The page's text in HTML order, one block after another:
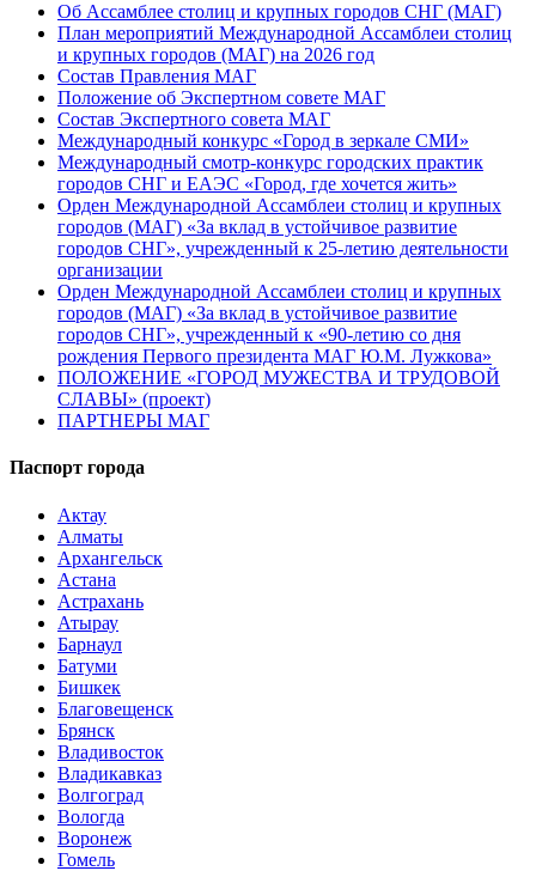
Об Ассамблее столиц и крупных городов СНГ (МАГ)
План мероприятий Международной Ассамблеи столиц
и крупных городов (МАГ) на 2026 год
Состав Правления МАГ
Положение об Экспертном совете МАГ
Состав Экспертного совета МАГ
Международный конкурс «Город в зеркале СМИ»
Международный смотр-конкурс городских практик
городов СНГ и ЕАЭС «Город, где хочется жить»
Орден Международной Ассамблеи столиц и крупных
городов (МАГ) «За вклад в устойчивое развитие
городов СНГ», учрежденный к 25-летию деятельности
организации
Орден Международной Ассамблеи столиц и крупных
городов (МАГ) «За вклад в устойчивое развитие
городов СНГ», учрежденный к «90-летию со дня
рождения Первого президента МАГ Ю.М. Лужкова»
ПОЛОЖЕНИЕ «ГОРОД МУЖЕСТВА И ТРУДОВОЙ
СЛАВЫ» (проект)
ПАРТНЕРЫ МАГ
Паспорт города
Актау
Алматы
Архангельск
Астана
Астрахань
Атырау
Барнаул
Батуми
Бишкек
Благовещенск
Брянск
Владивосток
Владикавказ
Волгоград
Вологда
Воронеж
Гомель